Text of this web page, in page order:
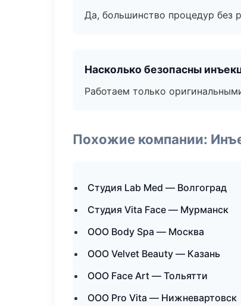
Да, большинство процедур без
Насколько безопасны
Работаем только
Похожие компании:
Студия Lab Med — Волгоград
Студия Vita Face — Мурманск
ООО Body Spa — Москва
ООО Velvet Beauty — Казань
ООО Face Art — Тольятти
ООО Pro Vita — Нижневартовск